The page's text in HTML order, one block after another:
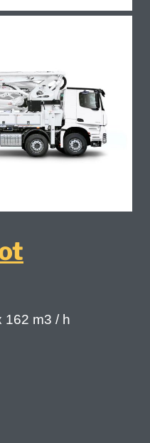
162 m3 / h